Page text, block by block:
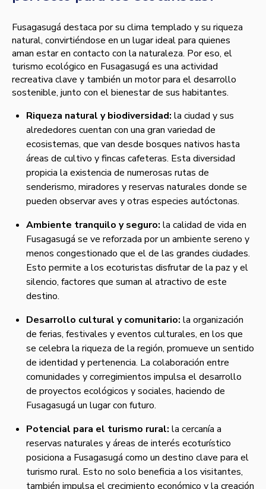
Fusagasugá destaca por su clima templado y su riqueza
natural, convirtiéndose en un lugar ideal para quienes
aman estar en contacto con la naturaleza. Por eso, el
turismo ecológico en Fusagasugá es una actividad
recreativa clave y también un motor para el desarrollo
sostenible, junto con el bienestar de sus habitantes.
Riqueza natural y biodiversidad: la ciudad y sus
alrededores cuentan con una gran variedad de
ecosistemas, que van desde bosques nativos hasta
áreas de cultivo y fincas cafeteras. Esta diversidad
propicia la existencia de numerosas rutas de
senderismo, miradores y reservas naturales donde se
pueden observar aves y otras especies autóctonas.
Ambiente tranquilo y seguro: la calidad de vida en
Fusagasugá se ve reforzada por un ambiente sereno y
menos congestionado que el de las grandes ciudades.
Esto permite a los ecoturistas disfrutar de la paz y el
silencio, factores que suman al atractivo de este
destino.
Desarrollo cultural y comunitario: la organización
de ferias, festivales y eventos culturales, en los que
se celebra la riqueza de la región, promueve un sentido
de identidad y pertenencia. La colaboración entre
comunidades y corregimientos impulsa el desarrollo
de proyectos ecológicos y sociales, haciendo de
Fusagasugá un lugar con futuro.
Potencial para el turismo rural: la cercanía a
reservas naturales y áreas de interés ecoturístico
posiciona a Fusagasugá como un destino clave para el
turismo rural. Esto no solo beneficia a los visitantes,
también impulsa el crecimiento económico y la creación